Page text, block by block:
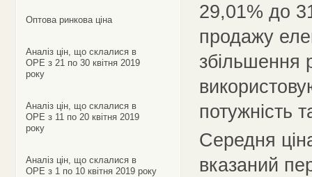
Оптова ринкова ціна
Аналіз цін, що склалися в
ОРЕ з 21 по 30 квітня 2019
року
Аналіз цін, що склалися в
ОРЕ з 11 по 20 квітня 2019
року
Аналіз цін, що склалися в
ОРЕ з 1 по 10 квітня 2019 року
29,01% до
продажу
збільшення
потужність
Середня
вказаний